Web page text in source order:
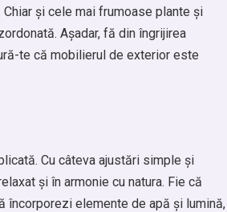
și cele mai frumoase plante și
Așadar, fă din îngrijirea
te că mobilierul de exterior este
Cu câteva ajustări simple și
și în armonie cu natura. Fie că
elemente de apă și lumină,